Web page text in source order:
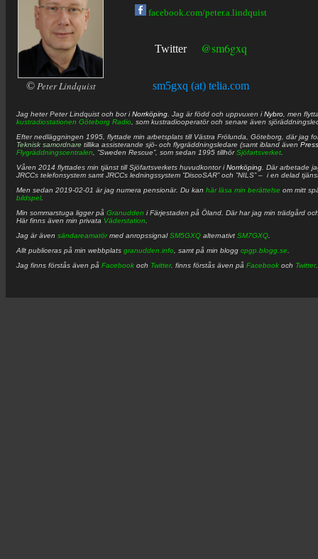
© Peter Lindquist
facebook.com/peter.a.lindquist
Twitter @sm6gxq
sm5gxq (at) telia.com
Jag heterPeter Lindquist och bor iNorrköping . Jag är född och uppvuxen iNybro , men
kustradiostationen Göteborg Radio , som kustradiooperatör och senare även
Efter nedläggningen 1995, flyttade min arbetsplats till Västra Frölunda, Göteborg, där jag
Teknisk samordnare tillika assisterande sjö- och flygräddningsledare (samt ibland även
Flygräddningscentralen , ”Sweden Rescue”, som sedan 1995 tillhörSjöfartsverket
Våren 2014 flyttades min tjänst till Sjöfartsverkets huvudkontor iNorrköping . Där arbetade
JRCCs telefonsystem samt JRCCs ledningssystem ”DiscoSAR” och ”NILS” – i en delad
Men sedan 2019-02-01 är jag numera pensionär. Du kan här läsa min berättelse om mitt
bildspel.
Min sommarstuga ligger på Granudden i Färjestaden på Öland. Där har jag min trädgård
Här finns även min privata Väderstation
Jag är även sändareamatörmed anropssignalSM5GXQ alternativt SM7GXQ
Allt publiceras på min webbplats granudden.info , samt på min blogg cpgp.blogg.se
Jag finns förstås även på Facebook och Twitter. finns förstås även på Facebook och Twitter.